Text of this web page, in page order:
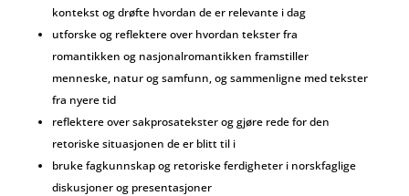
kontekst ogdrøftehvordan de er relevante i dag
utforske og reflektereover hvordan tekster fra
romantikken og nasjonalromantikken framstiller
menneske, natur og samfunn, ogsammenlignemed tekster
fra nyere tid
reflektere over sakprosatekster og gjøre rede forden
retoriske situasjonen de er blitt til i
brukefagkunnskap og retoriske ferdigheter i norskfaglige
diskusjoner og presentasjoner